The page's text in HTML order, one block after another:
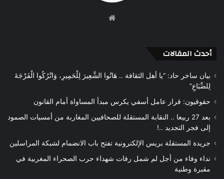
أحدث المقالات
بيان ساخر حاد: “يا أهل الثقافة .. هَاتُوا الشَّعِيرَ لِلْحَمِيرِ، وَاتْرُكُوا الْفَرْجَةَ
لِلضِّبَاعِ”
حقوقيون: قرار عامل أسفي يكرس مبدأ المساواة أمام القانون
بعد 27 ربيعا .. النقابة المستقلة للصحافيين المغاربة من أمسيات الصمود
إلى فجر التجديد ..!
جريدة المستقلة بريس الإلكترونية تفتح باب الانضمام لشبكة المراسلين
نداء وفاء من أجل لم شمل رفات شهداء حرب الصحراء المغربية في
مقبرة وطنية